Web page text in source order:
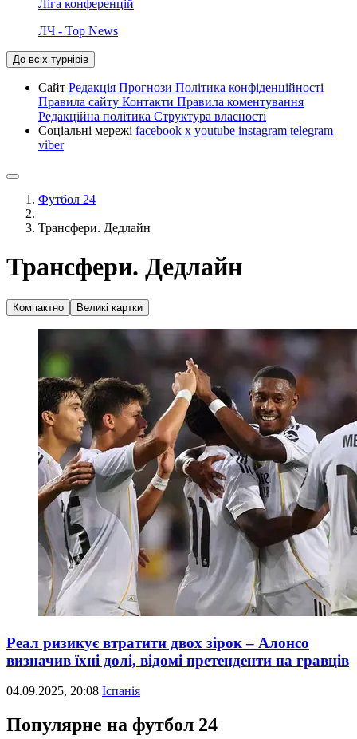
Ліга конференцій
ЛЧ - Top News
До всіх турнірів
Сайт Редакція Прогнози Політика конфіденційності
Правила сайту Контакти Правила коментування
Редакційна політика Структура власності
Соціальні мережі facebook x youtube instagram telegram
viber
Футбол 24
Трансфери. Дедлайн
Трансфери. Дедлайн
Компактно Великі картки
Реал ризикує втратити двох зірок – Алонсо
визначив їхні долі, відомі претенденти на гравців
04.09.2025, 20:08 Іспанія
Популярне на футбол 24